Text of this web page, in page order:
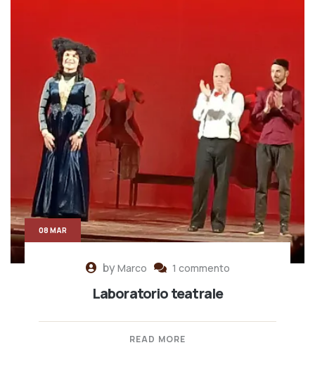
byMarco 1 commento
Laboratorio teatrale
READ MORE
08 MAR